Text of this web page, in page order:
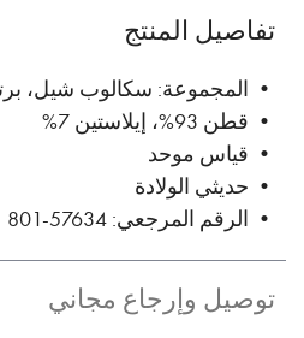
تفاصيل المنتج
• المجموعة: سكالوب شيل،
• قطن 93%، إيلاستين 7%
• قياس موحد
• حديثي الولادة
• الرقم المرجعي: 57634-801
توصيل وإرجاع مجاني